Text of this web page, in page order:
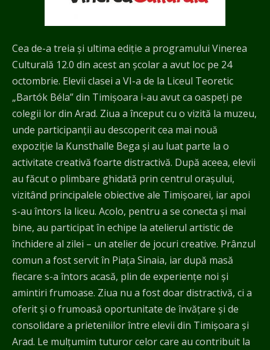
Cea de-a treia și ultima ediție a programului Vinerea
Culturală 12.0 din acest an școlar a avut loc pe 24
octombrie. Elevii clasei a VI-a de la Liceul Teoretic
„Bartók Béla” din Timișoara i-au avut ca oaspeți pe
colegii lor din Arad. Ziua a început cu o vizită la muzeu,
unde participanții au descoperit cea mai nouă
expoziție la Kunsthalle Bega și au luat parte la o
activitate creativă foarte distractivă. După aceea, elevii
au făcut o plimbare ghidată prin centrul orașului,
vizitând principalele obiective ale Timișoarei, iar apoi
s-au întors la liceu. Acolo, pentru a se conecta şi mai
bine, au participat în echipe la atelierul artistic de
închidere al zilei – un atelier de jocuri creative. Prânzul
comun a fost servit în Piața Sinaia, iar după masă
fiecare s-a întors acasă, plin de experiențe noi și
amintiri frumoase. Ziua nu a fost doar distractivă, ci a
oferit și o frumoasă oportunitate de învățare și de
consolidare a prieteniilor între elevii din Timișoara și
Arad. Le mulțumim tuturor celor care au contribuit la